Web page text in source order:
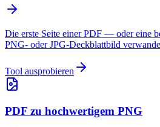
Die erste Seite einer PDF — oder eine
PNG- oder JPG-Deckblattbild
Tool ausprobieren
PDF zu hochwertigem PNG